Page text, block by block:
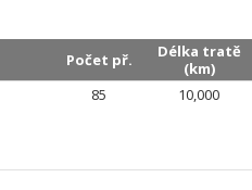
Počet př.
Délka tratě
(km)
85 10,000